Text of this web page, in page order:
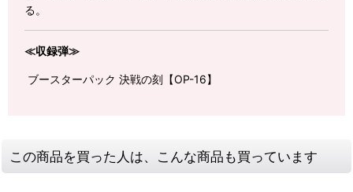
る。
≪収録弾≫
ブースターパック 決戦の刻【OP-16】
この商品を買った人は、こんな商品も買っています